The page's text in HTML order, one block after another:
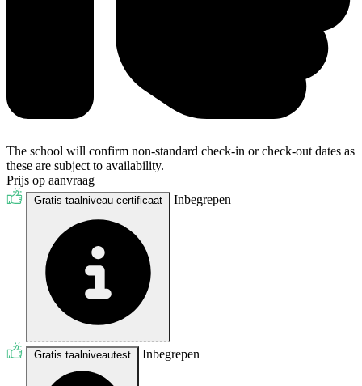
The school will confirm non-standard check-in or check-out dates as
these are subject to availability.
Prijs op aanvraag
Gratis taalniveau certificaat Inbegrepen
Gratis taalniveautest Inbegrepen